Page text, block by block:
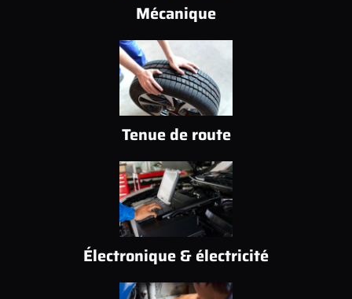
Mécanique
Tenue de route
Électronique & électricité